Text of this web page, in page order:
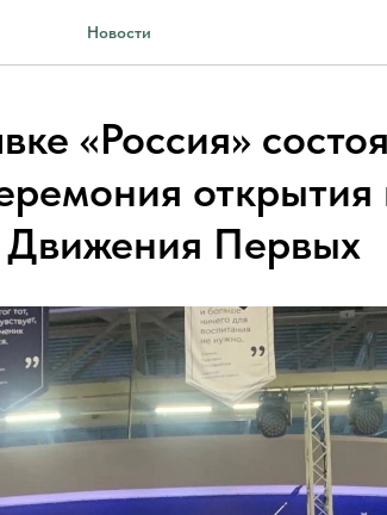
Новости
«Россия»
открытия
Движения Первых